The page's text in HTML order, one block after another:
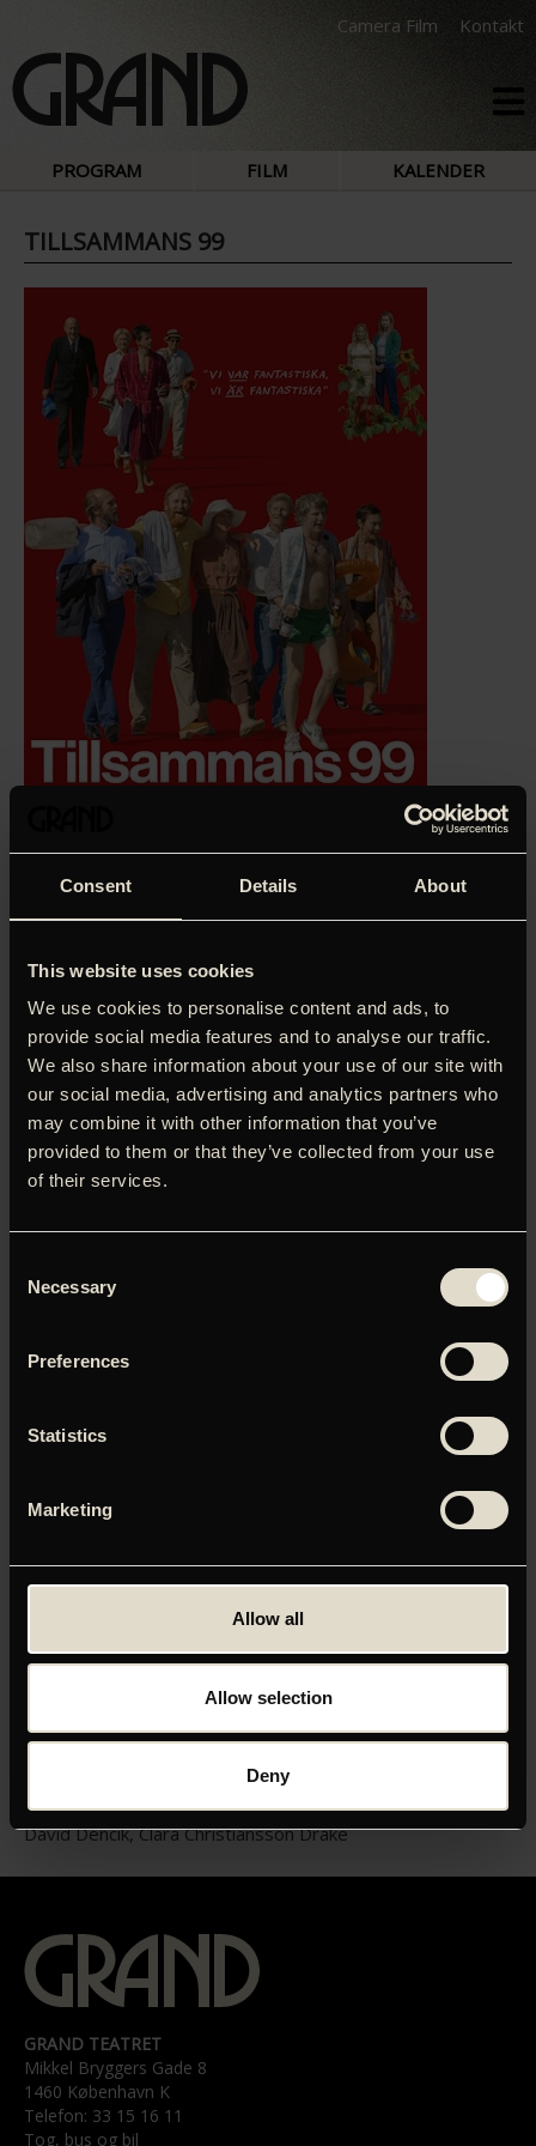
Consent Details About
This website uses cookies
We use cookies to personalise content and ads, to
provide social media features and to analyse our traffic.
We also share information about your use of our site with
our social media, advertising and analytics partners who
may combine it with other information that you’ve
provided to them or that they’ve collected from your use
of their services.
Selection
Necessary
Preferences
Statistics
Marketing
Allow all
Allow selection
Deny
Camera Film Kontakt
PROGRAM FILM KALENDER
TILLSAMMANS 99
‘Lukas Moodysson genskaber magien i en humoristisk
stjerner)
Lukas Moodysson vender tilbage med nogle af Sveriges
bedste skuespillere – og dertil danske David Dencik
(strålende!) – i en veloplagt opfølger til ’Tillsammans’ fra
2000. Vi genforenes med kollektivet, som i 1975 var
verdens største, men i 1999 er blevet verdens mindste.
Gruppens to tilbageværende medlemmer beslutter derfor,
at det er på sin plads at genforenes med de resterende
begivenhedsrige dage fyldt af grin, tårer, kærlighed og
Du skal tillade marketing-cookies for at kunne se denne
Tillsammans 99
01:55
Gustaf Hammarsten, Shanti Roney, Cecilia Frode, Olle Sarri,
David Dencik, Clara Christiansson Drake
GRAND TEATRET
Mikkel Bryggers Gade 8
1460 København K
Telefon: 33 15 16 11
Tog, bus og bil